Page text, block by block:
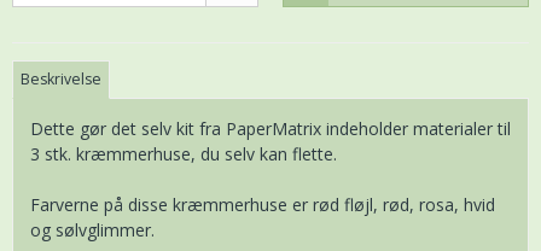
Beskrivelse
Dette gør det selv kit fra PaperMatrix indeholder materialer til
3 stk. kræmmerhuse, du selv kan flette.
Farverne på disse kræmmerhuse er rød fløjl, rød, rosa, hvid
og sølvglimmer.